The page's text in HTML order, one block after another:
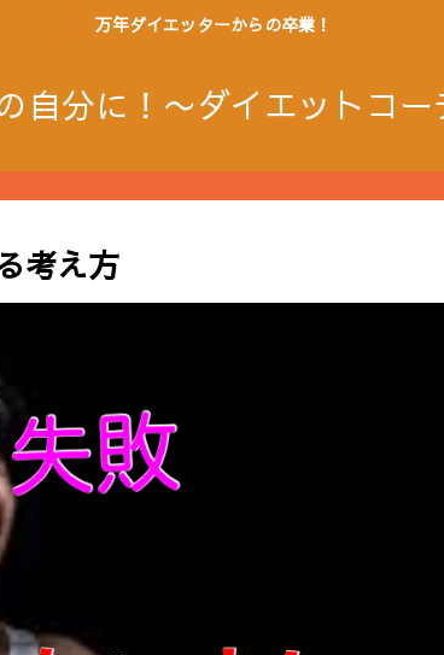
万年ダイエッターからの卒業！
自分に！〜ダイエットコ
考え方